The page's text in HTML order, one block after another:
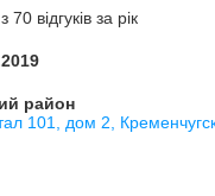
відгуків за рік
район
101, дом 2,